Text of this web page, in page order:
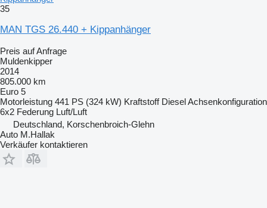
35
MAN TGS 26.440 + Kippanhänger
Preis auf Anfrage
Muldenkipper
2014
805.000 km
Euro 5
Motorleistung 441 PS (324 kW) Kraftstoff DieselAchsenkonfiguration
6x2 Federung Luft/Luft
Deutschland, Korschenbroich-Glehn
Auto M.Hallak
Verkäufer kontaktieren